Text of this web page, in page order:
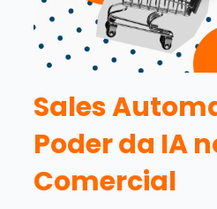
Sales
Poder da IA
Comercial